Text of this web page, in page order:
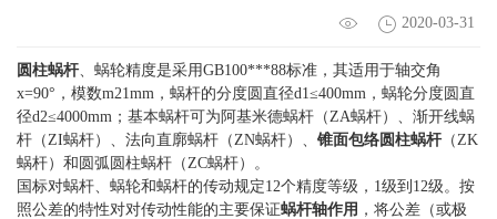
2020-03-31
圆柱蜗杆、蜗轮精度是采用GB100***88标准，其适用于轴交角
x=90°，模数m21mm，蜗杆的分度圆直径d1≤400mm，蜗轮分度圆直
径d2≤4000mm；基本蜗杆可为阿基米德蜗杆（ZA蜗杆）、渐开线蜗
杆（ZI蜗杆）、法向直廓蜗杆（ZN蜗杆）、 锥面包络圆柱蜗杆（ZK
蜗杆）和圆弧圆柱蜗杆（ZC蜗杆）。
国标对蜗杆、蜗轮和蜗杆的传动规定12个精度等级，1级到12级。按
照公差的特性对对传动性能的主要保证蜗杆轴作用 ，将公差（或极